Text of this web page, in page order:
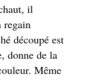
il
regain
découpé est
donne de la
Même